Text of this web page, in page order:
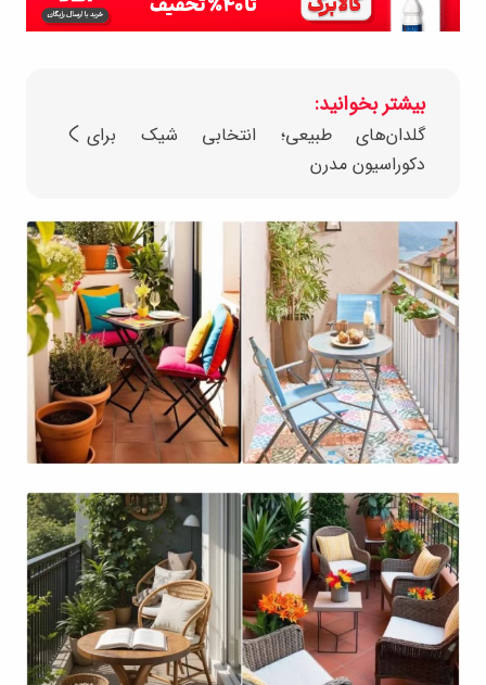
بیشتر بخوانید:
گلدان‌های طبیعی؛ انتخابی شیک برای
دکوراسیون مدرن